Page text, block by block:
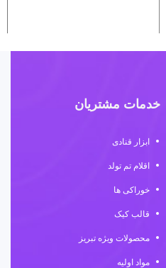
خدمات مشتریان
ابزار قنادی
اقلام تم تولد
خوراکی ها
قالب کیک
محصولات ویژه تبریز
مواد اولیه